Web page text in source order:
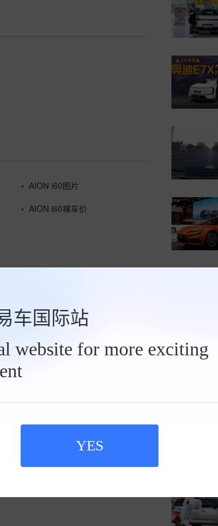
车国际站
website for more exciting
YES
AION i60图片
AION i60裸车价